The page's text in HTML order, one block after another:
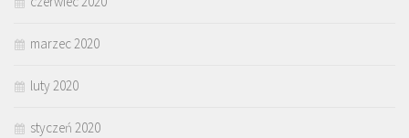
marzec 2020
luty 2020
styczeń 2020